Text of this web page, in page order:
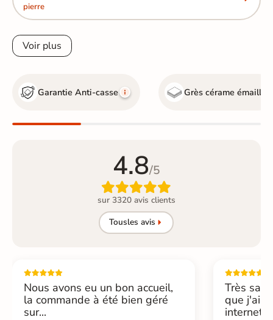
pierre
Voir plus
Garantie Anti-casse Grès cérame émaillé
4.8/5

sur 3320 avis clients
Tousles avis
Nous avons eu un bon accueil,
la commande à été bien géré
sur...
Très
que j'ai
internet....